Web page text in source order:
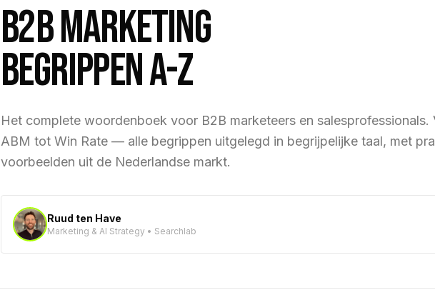
B2B MARKETING
BEGRIPPEN A-Z
Het complete woordenboek voor B2B marketeers en salesprofessionals.
ABM tot Win Rate — alle begrippen uitgelegd in begrijpelijke taal, met
voorbeelden uit de Nederlandse markt.
Ruud ten Have
Marketing & AI Strategy • Searchlab